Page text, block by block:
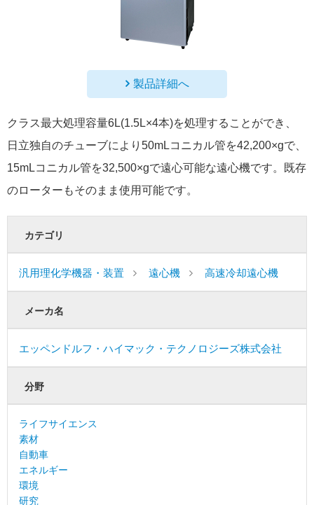
製品詳細へ
クラス最大処理容量6L(1.5L×4本)を処理することができ、
日立独自のチューブにより50mLコニカル管を42,200×gで、
15mLコニカル管を32,500×gで遠心可能な遠心機です。既存
のローターもそのまま使用可能です。
カテゴリ
汎用理化学機器・装置 遠心機 高速冷却遠心機
メーカ名
エッペンドルフ・ハイマック・テクノロジーズ株式会社
分野
ライフサイエンス
素材
自動車
エネルギー
環境
研究